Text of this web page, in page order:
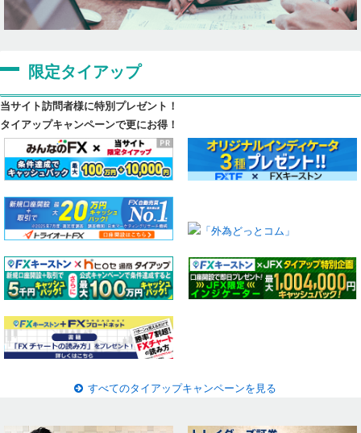
限定タイアップ
当サイト訪問者様に特別プレゼント！
タイアップキャンペーンで更にお得！
すべてのタイアップキャンペーンを見る